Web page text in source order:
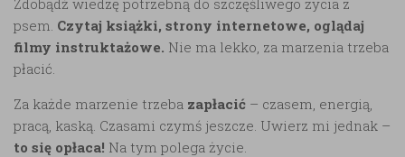
psem. Czytaj książki, strony internetowe, oglądaj
filmy instruktażowe. Nie ma lekko, za marzenia trzeba
płacić.
Za każde marzenie trzeba zapłacić – czasem, energią,
pracą, kaską. Czasami czymś jeszcze. Uwierz mi jednak –
to się opłaca! Na tym polega życie.